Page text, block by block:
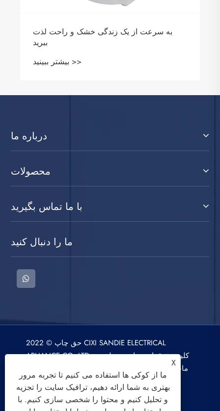
به سرعت از یک زندگی خشک و راحت لذت
ببرید
بیشتر ببینید >>
درباره ما
محصولات
با ما تماس بگیرید
ما را دنبال کنید
حق چاپ © 2022 CIXI SANDIE ELECTRICAL
APLIANCE CO.,LTD. کلیه حقوق این سایت متعلق به
ماشین لباسشویی، خشک کن، فن خنک کننده هوا می
باشد.
X
ما از کوکی ها استفاده می کنیم تا تجربه مرور
بهتری به شما ارائه دهیم، ترافیک سایت را تجزیه
و تحلیل کنیم و محتوا را شخصی سازی کنیم. با